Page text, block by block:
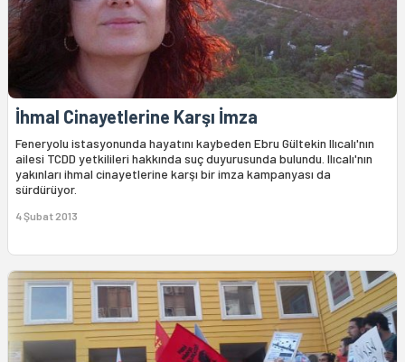
İhmal Cinayetlerine Karşı İmza
Feneryolu istasyonunda hayatını kaybeden Ebru Gültekin Ilıcalı'nın
ailesi TCDD yetkilileri hakkında suç duyurusunda bulundu. Ilıcalı'nın
yakınları ihmal cinayetlerine karşı bir imza kampanyası da
sürdürüyor.
4 Şubat 2013